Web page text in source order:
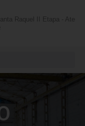
Raquel II Etapa - Ate